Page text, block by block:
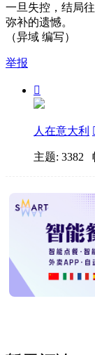
一旦失控，结局
弥补的遗憾。
（异域 编写）
举报

人在意大利
主题: 3382